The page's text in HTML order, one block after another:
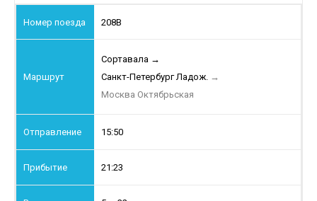
208В
Сортавала →
Санкт-Петербург Ладож. →
Москва Октябрьская
15:50
21:23